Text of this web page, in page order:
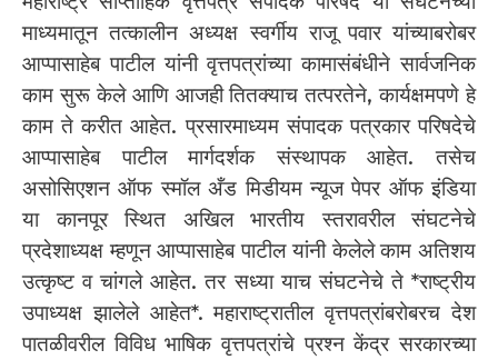
माध्यमातून तत्कालीन अध्यक्ष स्वर्गीय राजू पवार यांच्याबरोबर
आप्पासाहेब पाटील यांनी वृत्तपत्रांच्या कामासंबंधीने सार्वजनिक
काम सुरू केले आणि आजही तितक्याच तत्परतेने, कार्यक्षमपणे हे
काम ते करीत आहेत. प्रसारमाध्यम संपादक पत्रकार परिषदेचे
आप्पासाहेब पाटील मार्गदर्शक संस्थापक आहेत. तसेच
असोसिएशन ऑफ स्मॉल अँड मिडीयम न्यूज पेपर ऑफ इंडिया
या कानपूर स्थित अखिल भारतीय स्तरावरील संघटनेचे
प्रदेशाध्यक्ष म्हणून आप्पासाहेब पाटील यांनी केलेले काम अतिशय
उत्कृष्ट व चांगले आहेत. तर सध्या याच संघटनेचे ते *राष्ट्रीय
उपाध्यक्ष झालेले आहेत*. महाराष्ट्रातील वृत्तपत्रांबरोबरच देश
पातळीवरील विविध भाषिक वृत्तपत्रांचे प्रश्न केंद्र सरकारच्या